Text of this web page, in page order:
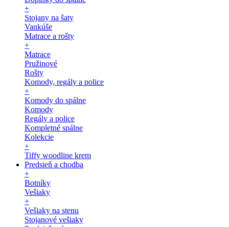
+
Stojany na šaty
Vankúše
Matrace a rošty
+
Matrace
Pružinové
Rošty
Komody, regály a police
+
Komody do spálne
Komody
Regály a police
Kompletné spálne
Kolekcie
+
Tiffy woodline krem
Predsieň a chodba
+
Botníky
Vešiaky
+
Vešiaky na stenu
Stojanové vešiaky